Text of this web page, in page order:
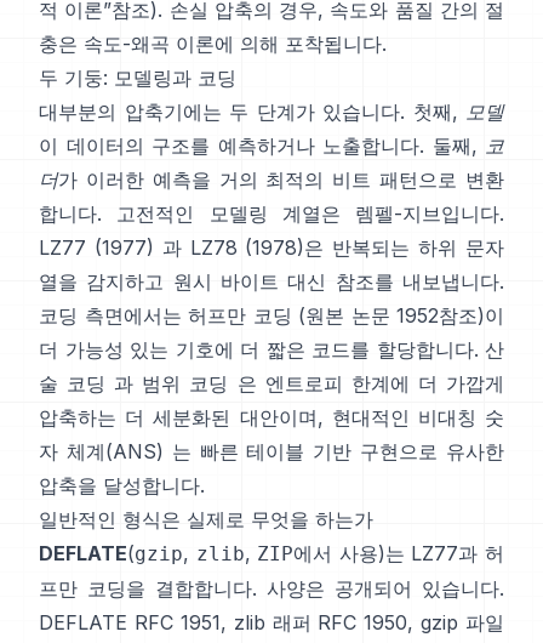
적 이론”참조). 손실 압축의 경우, 속도와 품질 간의 절
충은 속도-왜곡 이론에 의해 포착됩니다.
두 기둥: 모델링과 코딩
대부분의 압축기에는 두 단계가 있습니다. 첫째, 모델
이 데이터의 구조를 예측하거나 노출합니다. 둘째, 코
더가 이러한 예측을 거의 최적의 비트 패턴으로 변환
합니다. 고전적인 모델링 계열은 렘펠-지브입니다.
LZ77 (1977) 과 LZ78 (1978)은 반복되는 하위 문자
열을 감지하고 원시 바이트 대신 참조를 내보냅니다.
코딩 측면에서는 허프만 코딩 (원본 논문 1952참조)이
더 가능성 있는 기호에 더 짧은 코드를 할당합니다. 산
술 코딩 과 범위 코딩 은 엔트로피 한계에 더 가깝게
압축하는 더 세분화된 대안이며, 현대적인 비대칭 숫
자 체계(ANS) 는 빠른 테이블 기반 구현으로 유사한
압축을 달성합니다.
일반적인 형식은 실제로 무엇을 하는가
DEFLATE(gzip, zlib, ZIP에서 사용)는 LZ77과 허
프만 코딩을 결합합니다. 사양은 공개되어 있습니다.
DEFLATE RFC 1951, zlib 래퍼 RFC 1950, gzip 파일